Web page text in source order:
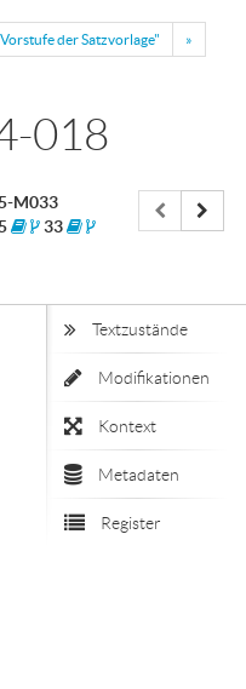
der Satzvorlage" »
018
M033
33
Textzustände
Modifikationen
Kontext
Metadaten
Register